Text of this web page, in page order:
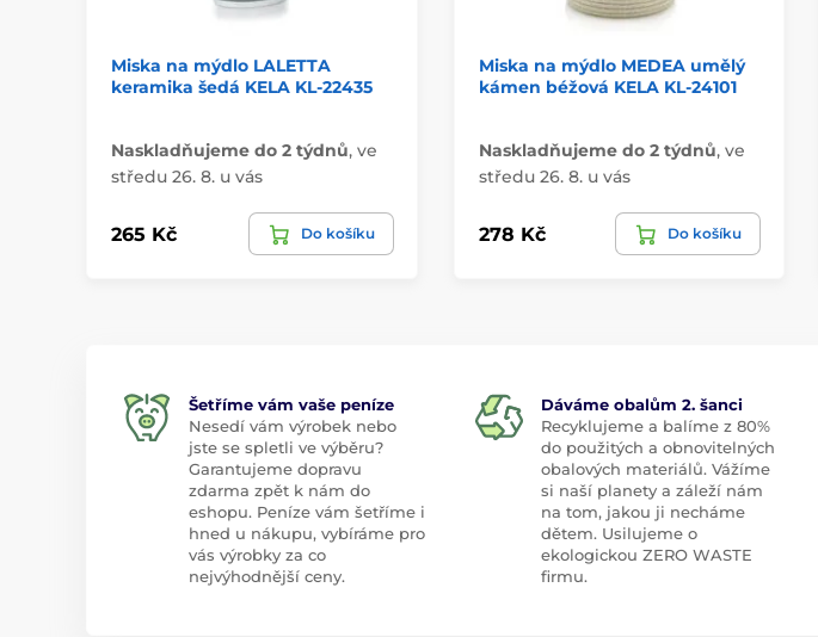
Miska na mýdlo LALETTA
keramika šedá KELA KL-22435
Naskladňujeme do 2 týdnů, ve
středu 26. 8. u vás
265 Kč Do košíku
Miska na mýdlo MEDEA umělý
kámen béžová KELA KL-24101
Naskladňujeme do 2 týdnů, ve
středu 26. 8. u vás
278 Kč Do košíku
Šetříme vám vaše peníze
Nesedí vám výrobek nebo
jste se spletli ve výběru?
Garantujeme dopravu
zdarma zpět k nám do
eshopu. Peníze vám šetříme i
hned u nákupu, vybíráme pro
vás výrobky za co
nejvýhodnější ceny.
Dáváme obalům 2. šanci
Recyklujeme a balíme z 80%
do použitých a obnovitelných
obalových materiálů. Vážíme
si naší planety a záleží nám
na tom, jakou ji necháme
dětem. Usilujeme o
ekologickou ZERO WASTE
firmu.